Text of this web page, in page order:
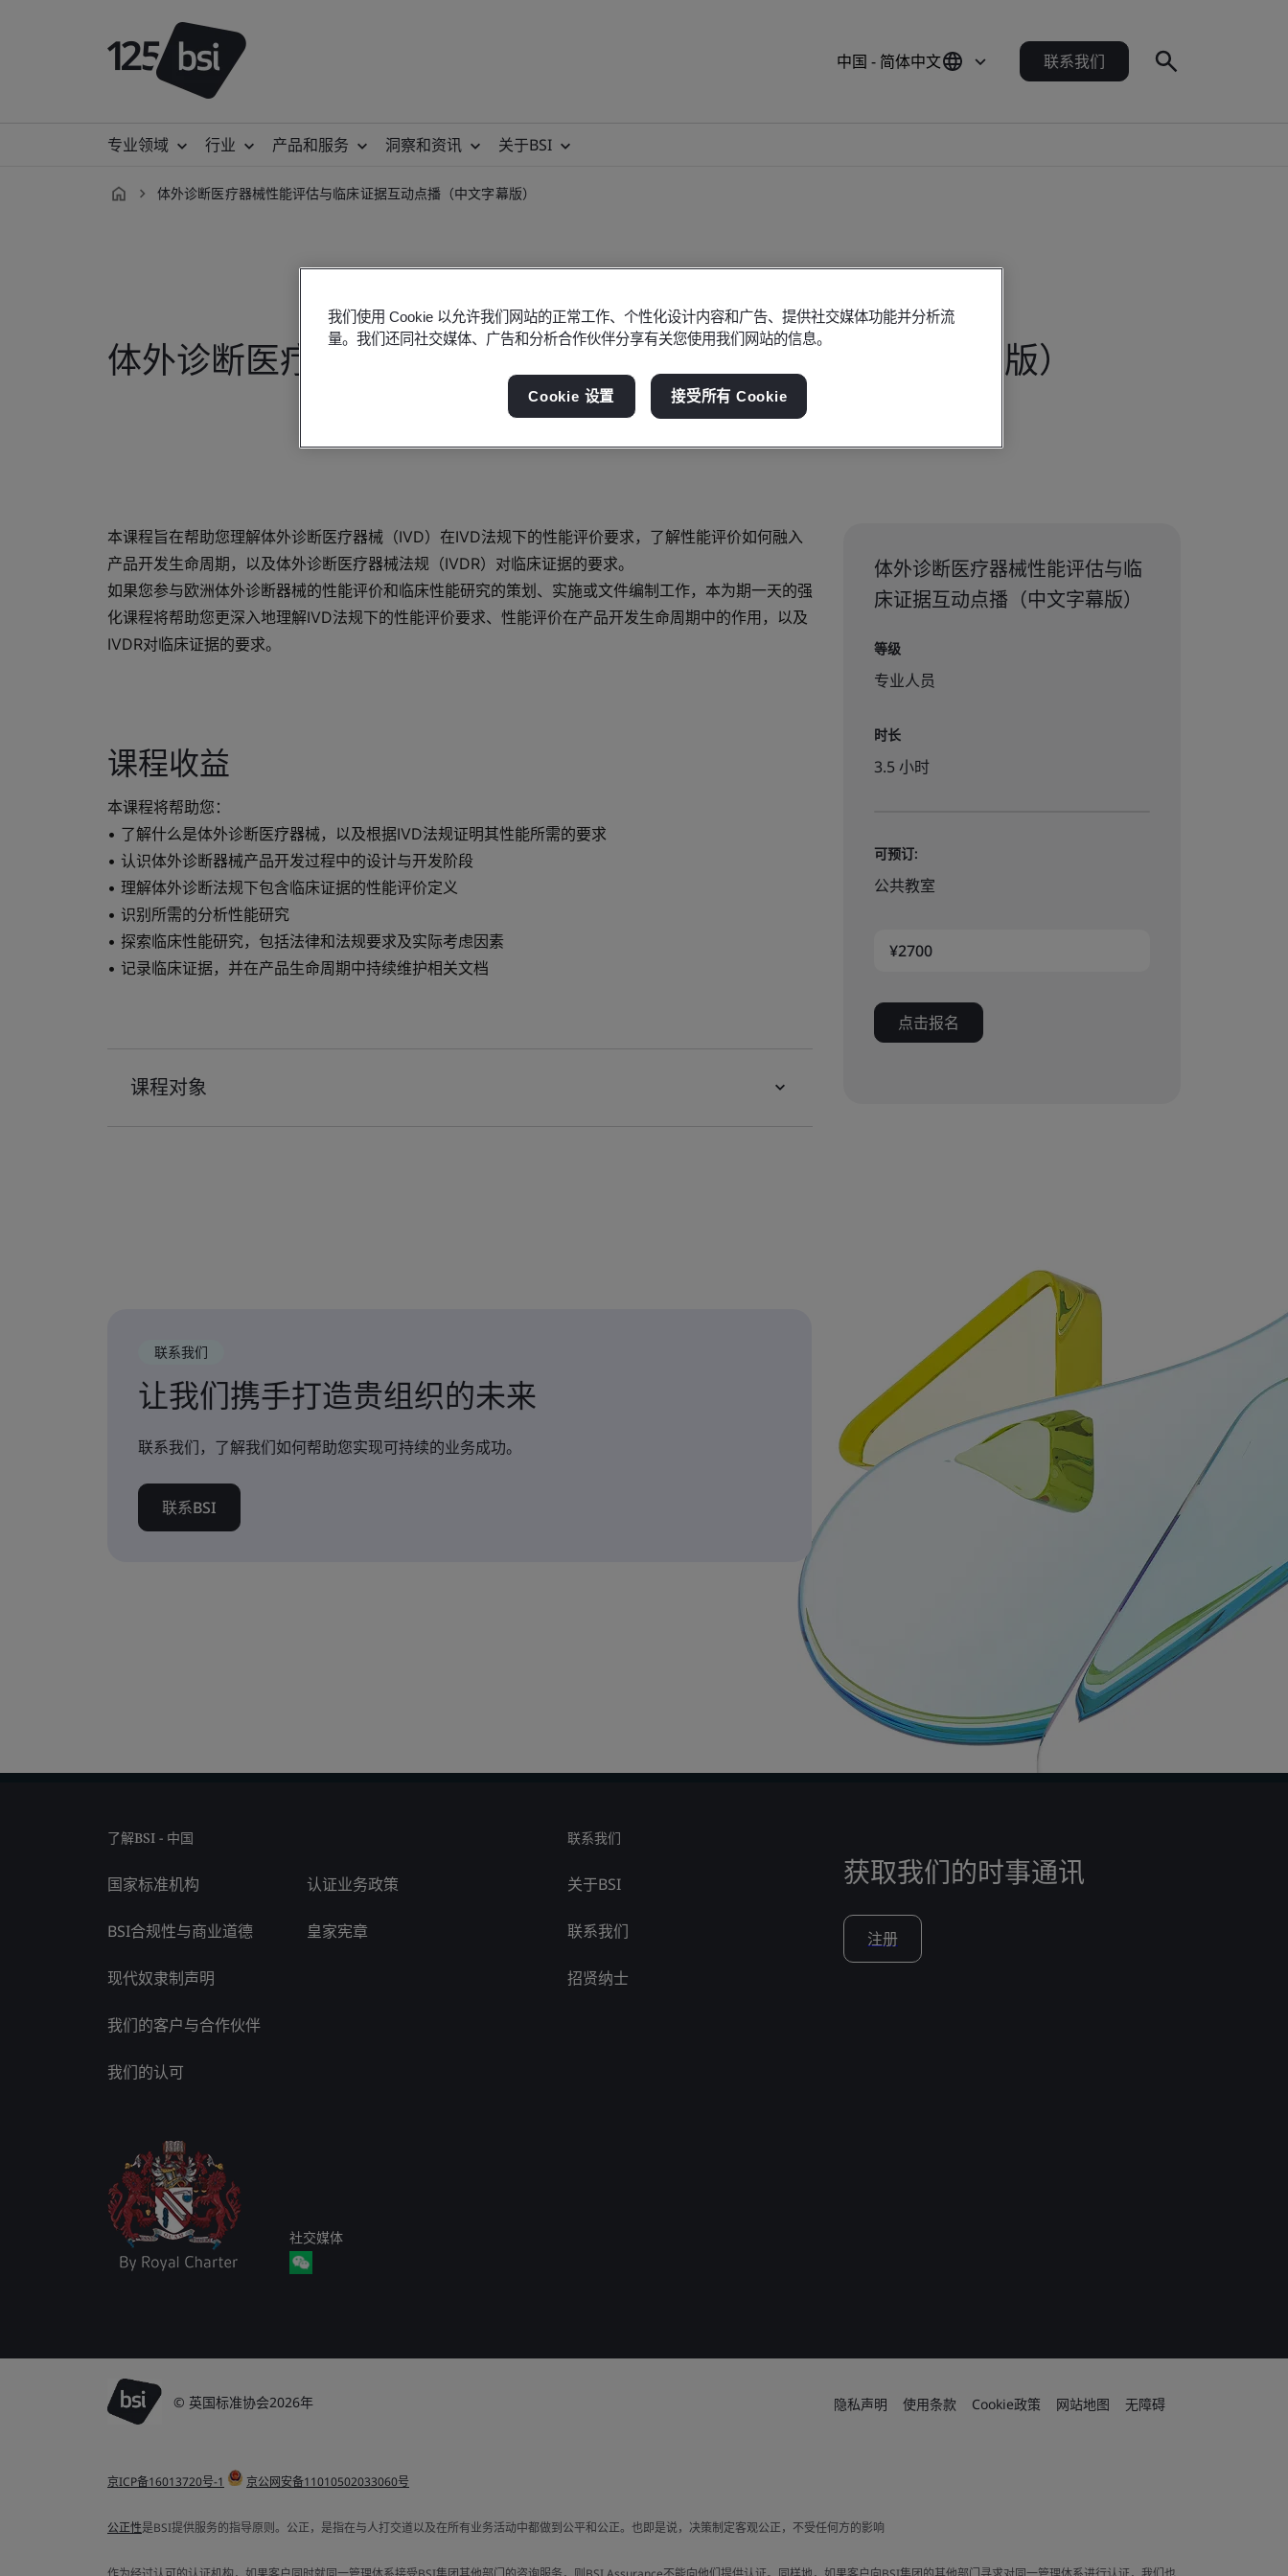
中国 - 简体中文 联系我们
专业领域 行业 产品和服务 洞察和资讯 关于BSI
体外诊断医疗器械性能评估与临床证据互动点播（中文字幕版）
体外诊断医疗器械性能评估与临床证据互动点播（中文字幕版）
体外诊断医疗器械性能评估与临
床证据互动点播（中文字幕版）
等级
专业人员
时长
3.5 小时
可预订:
公共教室
¥2700
点击报名
本课程旨在帮助您理解体外诊断医疗器械（IVD）在IVD法规下的性能评价要求，了解性能评价如何融入
产品开发生命周期，以及体外诊断医疗器械法规（IVDR）对临床证据的要求。
如果您参与欧洲体外诊断器械的性能评价和临床性能研究的策划、实施或文件编制工作，本为期一天的强
化课程将帮助您更深入地理解IVD法规下的性能评价要求、性能评价在产品开发生命周期中的作用，以及
IVDR对临床证据的要求。
课程收益
本课程将帮助您：
• 了解什么是体外诊断医疗器械，以及根据IVD法规证明其性能所需的要求
• 认识体外诊断器械产品开发过程中的设计与开发阶段
• 理解体外诊断法规下包含临床证据的性能评价定义
• 识别所需的分析性能研究
• 探索临床性能研究，包括法律和法规要求及实际考虑因素
• 记录临床证据，并在产品生命周期中持续维护相关文档
课程对象
联系我们
让我们携手打造贵组织的未来
联系我们，了解我们如何帮助您实现可持续的业务成功。
联系BSI
了解BSI - 中国
国家标准机构
BSI合规性与商业道德
现代奴隶制声明
我们的客户与合作伙伴
我们的认可
认证业务政策
皇家宪章
社交媒体
联系我们
关于BSI
联系我们
招贤纳士
获取我们的时事通讯
注册
© 英国标准协会2026年 隐私声明 使用条款 Cookie政策 网站地图 无障碍
京ICP备16013720号-1 京公网安备11010502033060号
公正性是BSI提供服务的指导原则。公正，是指在与人打交道以及在所有业务活动中都做到公平和公正。也即是说，决策制定客观公正，不受任何方的影响
我们使用 Cookie 以允许我们网站的正常工作、个性化设计内容和广告、提供社交媒体功能并分析流
量。我们还同社交媒体、广告和分析合作伙伴分享有关您使用我们网站的信息。
Cookie 设置 接受所有 Cookie